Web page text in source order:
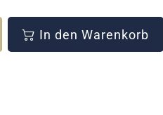
In den Warenkorb